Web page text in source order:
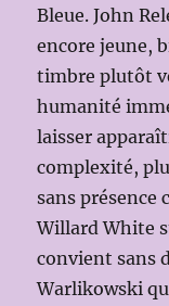
Bleue. John
encore jeune,
timbre plutôt
humanité
laisser
complexité,
sans présence
Willard White
convient sans
Warlikowski